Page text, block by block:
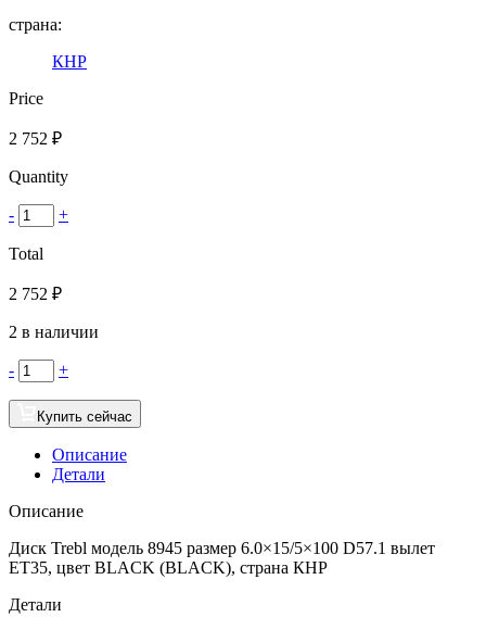
страна:
КНР
Price
2 752 ₽
Quantity
- +
Total
2 752 ₽
2 в наличии
- +
Купить сейчас
Описание
Детали
Описание
Диск Trebl модель 8945 размер 6.0×15/5×100 D57.1 вылет
ET35, цвет BLACK (BLACK), страна КНР
Детали